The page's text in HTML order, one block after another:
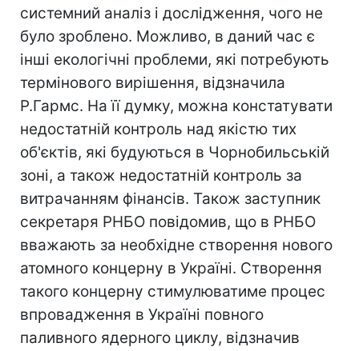
системний аналіз і дослідження, чого не
було зроблено. Можливо, в даний час є
інші екологічні проблеми, які потребують
термінового вирішення, відзначила
Р.Гармс. На її думку, можна констатувати
недостатній контроль над якістю тих
об'єктів, які будуються в Чорнобильській
зоні, а також недостатній контроль за
витрачанням фінансів. Також заступник
секретаря РНБО повідомив, що в РНБО
вважають за необхідне створення нового
атомного концерну в Україні. Створення
такого концерну стимулюватиме процес
впровадження в Україні повного
паливного ядерного циклу, відзначив